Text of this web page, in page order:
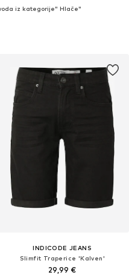
iz kategorije" Hlače"
INDICODE JEANS
Slimfit Traperice 'Kalven'
29,99 €